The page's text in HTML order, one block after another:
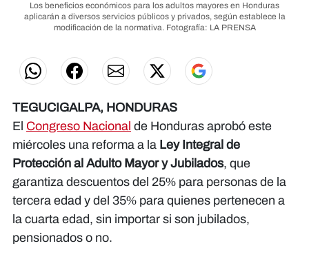
Los beneficios económicos para los adultos mayores en Honduras
aplicarán a diversos servicios públicos y privados, según establece la
modificación de la normativa. Fotografía: LA PRENSA
TEGUCIGALPA, HONDURAS
El Congreso Nacional de Honduras aprobó este
miércoles una reforma a la Ley Integral de
Protección al Adulto Mayor y Jubilados, que
garantiza descuentos del 25% para personas de la
tercera edad y del 35% para quienes pertenecen a
la cuarta edad, sin importar si son jubilados,
pensionados o no.